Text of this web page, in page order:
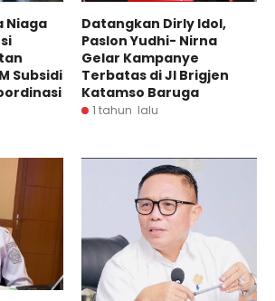
Niaga
Subsidi
Datangkan Dirly Idol,
Paslon Yudhi- Nirna
Gelar Kampanye
Terbatas di Jl Brigjen
Katamso Baruga
1 tahun lalu